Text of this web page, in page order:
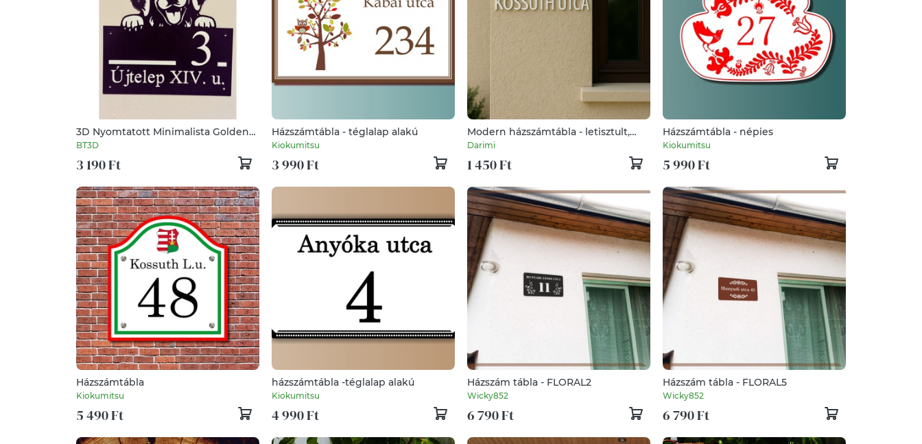
3D Nyomtatott Minimalista Golden
Retriver Házszámtábla
BT3D
3 190 Ft
Házszámtábla - téglalap alakú
Kiokumitsu
3 990 Ft
Modern házszámtábla - letisztult,
minimalista kültéri házszám fekete
Darimi
1 450 Ft
Házszámtábla - népies
Kiokumitsu
5 990 Ft
Házszámtábla
Kiokumitsu
5 490 Ft
házszámtábla -téglalap alakú
Kiokumitsu
4 990 Ft
Házszám tábla - FLORAL2
Wicky852
6 790 Ft
Házszám tábla - FLORAL5
Wicky852
6 790 Ft